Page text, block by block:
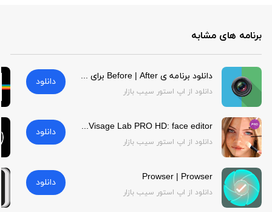
برنامه های مشابه
دانلود برنامه ی Before | After برای آیفون | Before | After
دانلود از اپ استور سیب بازار
دانلود
Visage Lab PRO HD: face editor | Visage Lab PRO HD: face editor
دانلود از اپ استور سیب بازار
دانلود
Prowser | Prowser
دانلود از اپ استور سیب بازار
دانلود